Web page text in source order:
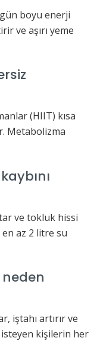
boyu enerji
ve aşırı yeme
(HIIT) kısa
Metabolizma
ve tokluk hissi
en az 2 litre su
iştahı artırır ve
isteyen kişilerin her